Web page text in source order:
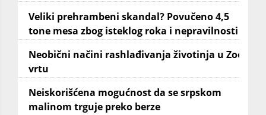
Veliki prehrambeni skandal? Povučeno 4,5
tone mesa zbog isteklog roka i nepravilnosti
Neobični načini rashlađivanja životinja u Zoo
vrtu
Neiskorišćena mogućnost da se srpskom
malinom trguje preko berze